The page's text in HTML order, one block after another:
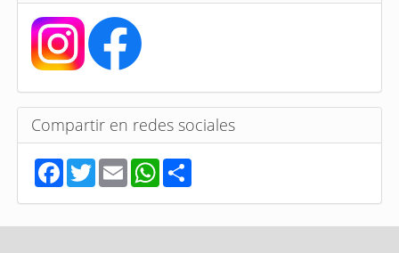
Compartir en redes sociales
F
a
c
e
b
T
w
t
t
E
m
a
i
l
W
h
a
t
s
S
h
r
e